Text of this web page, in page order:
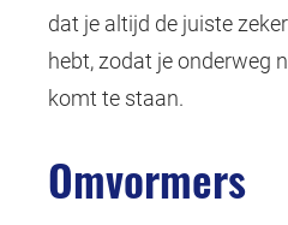
dat je altijd de juiste
hebt, zodat je onderweg
komt te staan.
Omvormers